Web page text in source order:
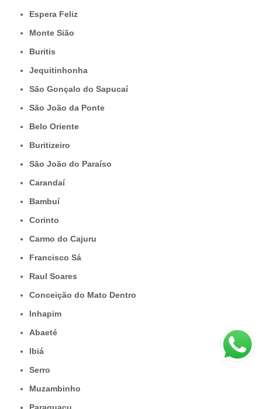
Espera Feliz
Monte Sião
Buritis
Jequitinhonha
São Gonçalo do Sapucaí
São João da Ponte
Belo Oriente
Buritizeiro
São João do Paraíso
Carandaí
Bambuí
Corinto
Carmo do Cajuru
Francisco Sá
Raul Soares
Conceição do Mato Dentro
Inhapim
Abaeté
Ibiá
Serro
Muzambinho